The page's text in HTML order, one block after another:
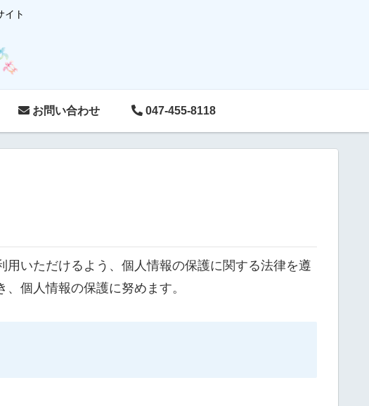
イト
お問い合わせ 047-455-8118
いただけるよう、個人情報の保護に関する法律を遵
個人情報の保護に努めます。